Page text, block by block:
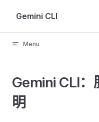
Skip to content
Gemini CLI
Menu
Gemini CLI
明